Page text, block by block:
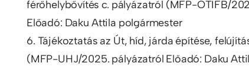
férőhelybővítés c. pályázatról (MFP-ÖTIFB/
Előadó: Daku Attila polgármester
6. Tájékoztatás az Út, híd, járda építése,
(MFP-UHJ/2025. pályázatról Előadó: Daku